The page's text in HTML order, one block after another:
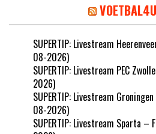
SUPERTIP: Livestream
08-2026)
SUPERTIP: Livestream PEC
2026)
SUPERTIP: Livestream
08-2026)
SUPERTIP: Livestream Sparta